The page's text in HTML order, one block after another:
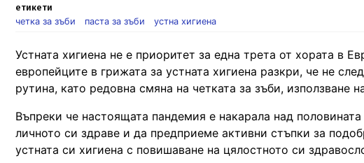
етикети
четка за зъби
паста за зъби устна хигиена
Устната хигиена не е приоритет за една трета от хората в
европейците в грижата за устната хигиена разкри, че не
рутина, като редовна смяна на четката за зъби, използване
Въпреки че настоящата пандемия е накарала над
личното си здраве и да предприеме активни стъпки за
устната си хигиена с повишаване на цялостното си